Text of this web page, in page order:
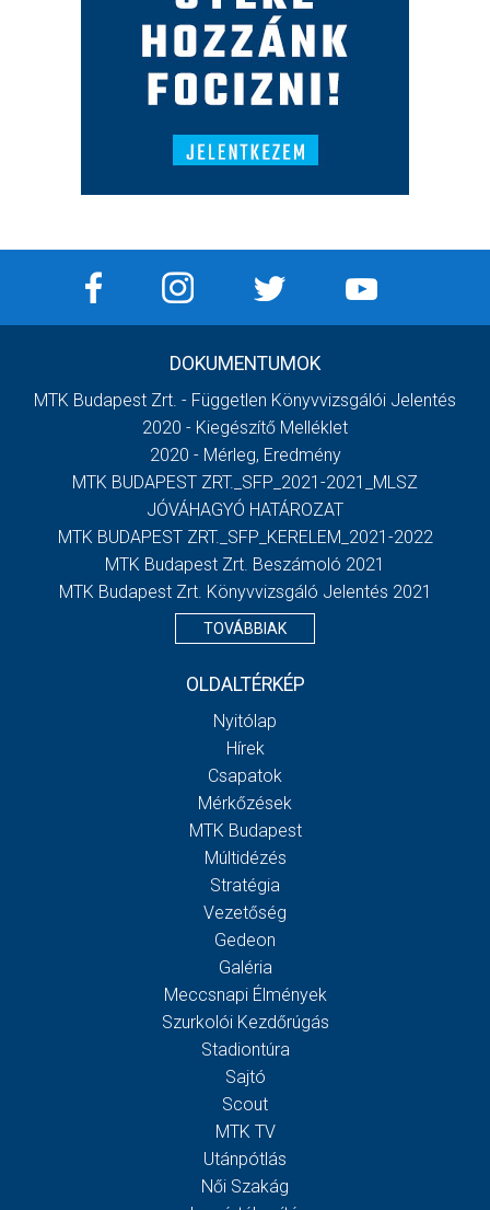
DOKUMENTUMOK
MTK Budapest Zrt. - Független Könyvvizsgálói Jelentés
2020 - Kiegészítő Melléklet
2020 - Mérleg, Eredmény
MTK BUDAPEST ZRT._SFP_2021-2021_MLSZ
JÓVÁHAGYÓ HATÁROZAT
MTK BUDAPEST ZRT._SFP_KERELEM_2021-2022
MTK Budapest Zrt. Beszámoló 2021
MTK Budapest Zrt. Könyvvizsgáló Jelentés 2021
TOVÁBBIAK
OLDALTÉRKÉP
Nyitólap
Hírek
Csapatok
Mérkőzések
MTK Budapest
Múltidézés
Stratégia
Vezetőség
Gedeon
Galéria
Meccsnapi Élmények
Szurkolói Kezdőrúgás
Stadiontúra
Sajtó
Scout
MTK TV
Utánpótlás
Női Szakág